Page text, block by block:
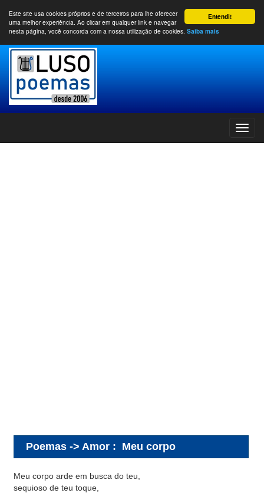
Entendi!
Este site usa cookies próprios e de terceiros para lhe oferecer
uma melhor experiência. Ao clicar em qualquer link e navegar
nesta página, você concorda com a nossa utilização de cookies. Saiba mais
Poemas -> Amor : Meu corpo
Meu corpo arde em busca do teu,
sequioso de teu toque,